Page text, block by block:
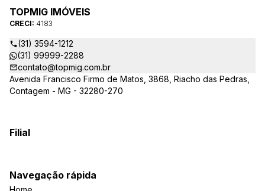
suas necessidades e objetivos comerciais. Nossos corretores,
devidamente credenciados ao CRECI-MG, estão à disposição
para sanar todas as suas dúvidas e orientá-los na melhor
escolha do imóvel que se adapte ao seu negócio. A TOPMIG
IMÓVEIS é uma Imobiliária diferenciada no mercado e
apresenta as seguintes vantagens: Acompanhamento
Personalizado: Acompanhamos com exclusividade os nossos
clientes em visitas, garantindo que o imóvel apresentado
cliente, auxiliando na tomada de decisões estratégicas para o
uma experiência tranquila e sem complicações na locação e
nacompra e venda de imóveis comerciais. Departamento
TOPMIG IMÓVEIS
CRECI: 4183
(31) 3594-1212
(31) 99999-2288
contato@topmig.com.br
Avenida Francisco Firmo de Matos, 3868, Riacho das Pedras,
Contagem - MG - 32280-270
Filial
Navegação rápida